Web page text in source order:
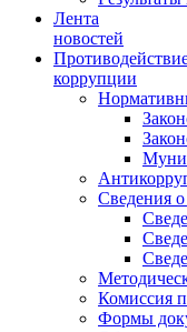
Лента
новостей
коррупции
Сведения о
Комиссия
Формы